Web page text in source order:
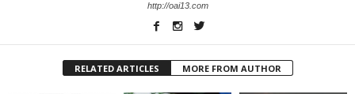
http://oai13.com
RELATED ARTICLES MORE FROM AUTHOR